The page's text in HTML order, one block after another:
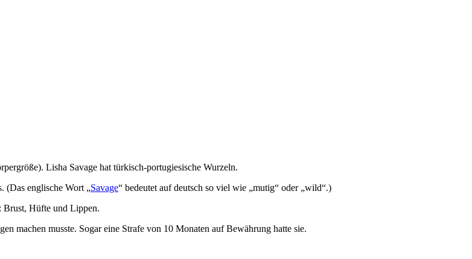
Lisha Savage hat türkisch-portugiesische Wurzeln.
(Das englische Wort „Savage“ bedeutet auf deutsch so viel wie „mutig“ oder „wild“.)
Brust, Hüfte und Lippen.
machen musste. Sogar eine Strafe von 10 Monaten auf Bewährung hatte sie.